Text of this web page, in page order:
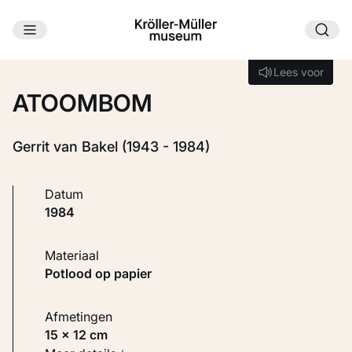
Ga naar hoofdinhoud
Lees voor
Lees voor
ATOOMBOM
Gerrit van Bakel (1943 - 1984)
Datum
1984
Materiaal
Potlood op papier
Afmetingen
15 × 12 cm